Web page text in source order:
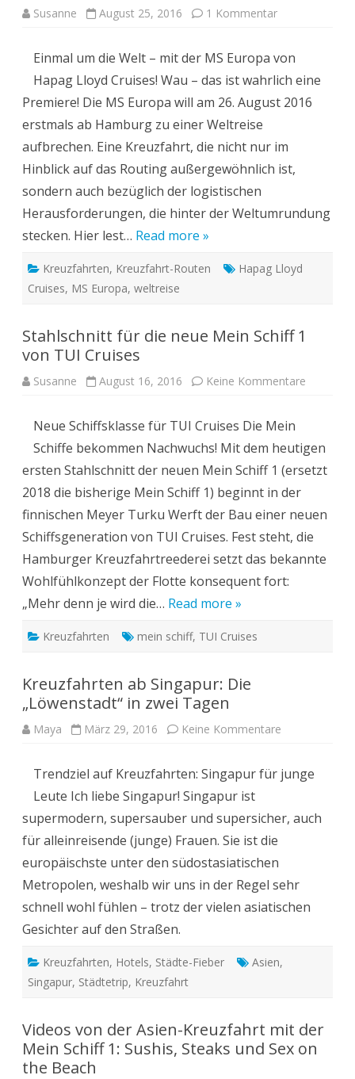
Susanne August 25, 2016 1 Kommentarzu
zur
ersten
Einmal um die Welt – mit der MS Europa von
Hapag Lloyd Cruises! Wau – das ist wahrlich eine
Premiere! Die MS Europa will am 26. August 2016
erstmals ab Hamburg zu einer Weltreise
aufbrechen. Eine Kreuzfahrt, die nicht nur im
Hinblick auf das Routing außergewöhnlich ist,
sondern auch bezüglich der logistischen
Herausforderungen, die hinter der Weltumrundung
stecken. Hier lest… Read more »
Kreuzfahrten, Kreuzfahrt-Routen
Hapag Lloyd
Cruises, MS Europa, weltreise
Stahlschnitt für die neue Mein Schiff 1
von TUI Cruises
Susanne August 16, 2016 Keine Kommentare
Schiff
1
von
TUI
Neue Schiffsklasse für TUI Cruises Die Mein
Schiffe bekommen Nachwuchs! Mit dem heutigen
ersten Stahlschnitt der neuen Mein Schiff 1 (ersetzt
2018 die bisherige Mein Schiff 1) beginnt in der
finnischen Meyer Turku Werft der Bau einer neuen
Schiffsgeneration von TUI Cruises. Fest steht, die
Hamburger Kreuzfahrtreederei setzt das bekannte
Wohlfühlkonzept der Flotte konsequent fort:
„Mehr denn je wird die… Read more »
Kreuzfahrten mein schiff, TUI Cruises
Kreuzfahrten ab Singapur: Die
„Löwenstadt“ in zwei Tagen
Maya März 29, 2016 Keine Kommentare
Die
„Löwenstadt“
Tagen
Trendziel auf Kreuzfahrten: Singapur für junge
Leute Ich liebe Singapur! Singapur ist
supermodern, supersauber und supersicher, auch
für alleinreisende (junge) Frauen. Sie ist die
europäischste unter den südostasiatischen
Metropolen, weshalb wir uns in der Regel sehr
schnell wohl fühlen – trotz der vielen asiatischen
Gesichter auf den Straßen.
Kreuzfahrten, Hotels, Städte-Fieber Asien,
Singapur, Städtetrip, Kreuzfahrt
Videos von der Asien-Kreuzfahrt mit der
Mein Schiff 1: Sushis, Steaks und Sex on
the Beach